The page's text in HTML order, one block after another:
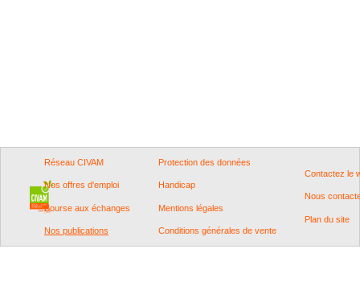
Réseau CIVAM
Nos offres d'emploi
Bourse aux échanges
Nos publications
Protection des données
Handicap
Mentions légales
Conditions générales de vente
Contactez le
Nous
Plan du site